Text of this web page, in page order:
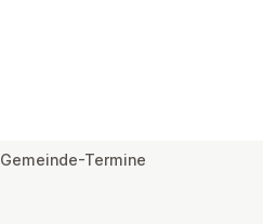
Gemeinde-Termine